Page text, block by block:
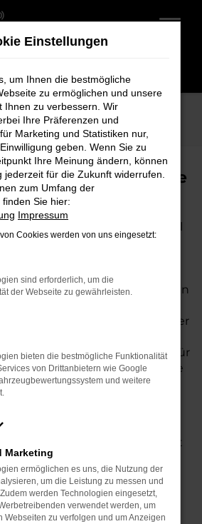
VW Golf
VW Golf Tageszulassung für
für Weyhe
Koch
ist die perfekte Wahl
ein hochwertiges Fahrzeug
attraktiven Preis suchen. Als
gefahrenen
Ihnen alle Vorteile eines neuen
deutlich besseren
modernen Ausstattung, der
den fortschrittlichen
ist der Golf die ideale Lösung für
Weyhe und längere Ausflüge
der Nähe von Weyhe steht
Auswahl an
Verfügung. Unser Team hilft
passenden
zu finden, der Ihre
Wünsche erfüllt.
Services wie
Einstellungen
um Ihnen die bestmögliche
zu ermöglichen und unsere
Ihnen zu verbessern. Wir
Ihre Präferenzen und
Marketing und Statistiken nur,
geben. Wenn Sie zu
Ihre Meinung ändern, können
jederzeit für die Zukunft widerrufen.
zum Umfang der
Sie hier:
Impressum
Cookies werden von uns eingesetzt:
sind erforderlich, um die
der Webseite zu gewährleisten.
bieten die bestmögliche Funktionalität
von Drittanbietern wie Google
und weitere
Marketing
ermöglichen es uns, die Nutzung der
um die Leistung zu messen und
werden Technologien eingesetzt,
verwendet werden, um
Webseiten zu verfolgen und um Anzeigen